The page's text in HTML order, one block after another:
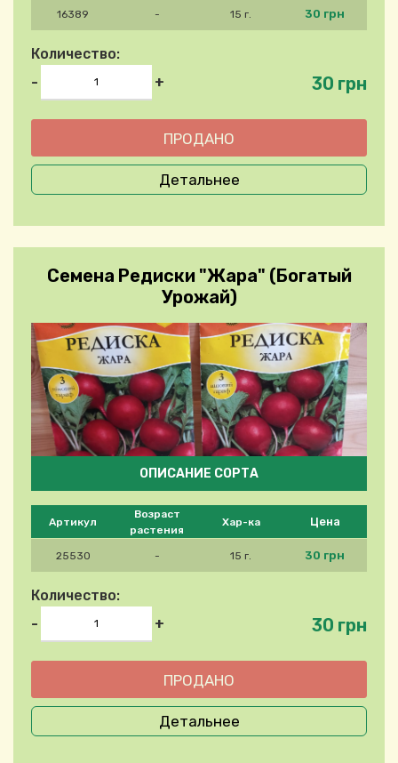
16389 - 15 г. 30 грн
Количество:
-
+ 30 грн
Детальнее
Семена Редиски "Жара" (Богатый
Урожай)
Please select product
Артикул
Возраст
растения
Хар-ка Цена
25530 - 15 г. 30 грн
Количество:
-
+ 30 грн
ОПИСАНИЕ СОРТА
Детальнее